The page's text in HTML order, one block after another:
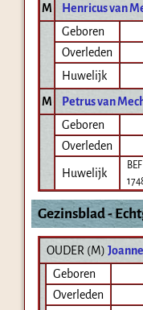
M
Henricus van
Geboren
Overleden
Huwelijk
M
Petrus van
Geboren
Overleden
Huwelijk
BEF
Gezinsblad -
OUDER (M)
Geboren
Overleden